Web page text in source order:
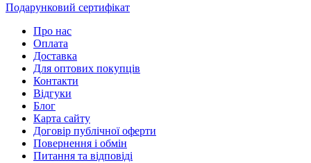
Подарунковий сертифікат
Про нас
Оплата
Доставка
Для оптових покупців
Контакти
Відгуки
Блог
Карта сайту
Договір публічної оферти
Повернення і обмін
Питання та відповіді